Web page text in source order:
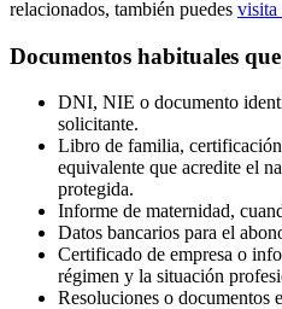
relacionados, también puedes visita
Documentos habituales
DNI, NIE o documento
solicitante.
Libro de familia,
equivalente que acredite el
protegida.
Informe de maternidad,
Datos bancarios para el
Certificado de empresa o
régimen y la situación
Resoluciones o documentos